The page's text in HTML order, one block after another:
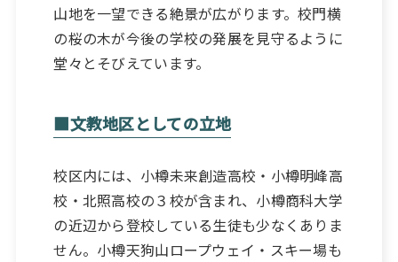
山地を一望できる絶景が広がります。校門横
の桜の木が今後の学校の発展を見守るように
堂々とそびえています。
■文教地区としての立地
校区内には、小樽未来創造高校・小樽明峰高
校・北照高校の３校が含まれ、小樽商科大学
の近辺から登校している生徒も少なくありま
せん。小樽天狗山ロープウェイ・スキー場も